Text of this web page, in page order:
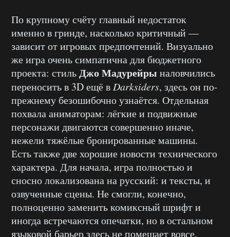
По крупному счёту главный недостаток
именно в гринде, насколько критичный —
зависит от игровых предпочтений. Визуально
же игра очень симпатична для бюджетного
проекта: стильДжо Мадурейры наловчились
переносить в 3D ещё в Darksiders, здесь он по-
прежнему безошибочно узнаётся. Отдельная
похвала аниматорам: лёгкие и подвижные
персонажи двигаются совершенно иначе,
нежели тяжёлые бронированные машины.
Есть также две хорошие новости технического
характера. Для начала, игра полностью и
сносно локализована на русский: и тексты, и
озвученные сцены. Не смогли, конечно,
полноценно заменить комиксный шрифт и
иногда встречаются опечатки, но в остальном
языковой барьер здесь не помешает вовсе.